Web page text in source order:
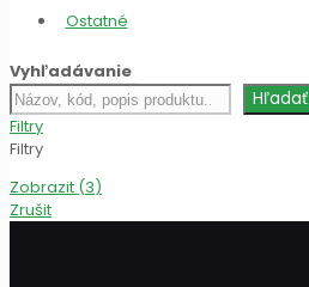
Ostatné
Vyhľadávanie
Hľadať
produkt
Hľadať
Filtry
Filtry
Zobrazit (3)
Zrušit